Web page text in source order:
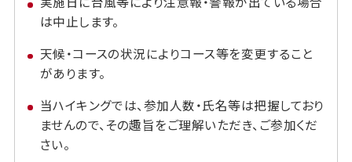
は中止します。
天候・コースの状況によりコース等を変更すること
があります。
当ハイキングでは、参加人数・氏名等は把握しており
ませんので、その趣旨をご理解いただき、ご参加くだ
さい。